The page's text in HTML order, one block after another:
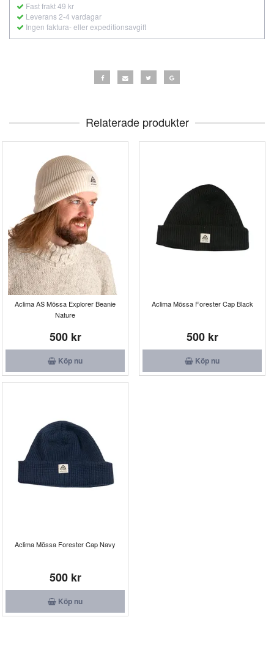
Fast frakt 49 kr
Leverans 2-4 vardagar
Ingen faktura- eller expeditionsavgift
Relaterade produkter
Aclima AS Mössa Explorer Beanie
Nature
500 kr
Köp nu
Aclima Mössa Forester Cap Black
500 kr
Köp nu
Aclima Mössa Forester Cap Navy
500 kr
Köp nu